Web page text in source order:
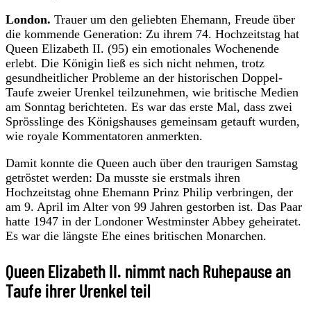
London. Trauer um den geliebten Ehemann, Freude über
die kommende Generation: Zu ihrem 74. Hochzeitstag hat
Queen Elizabeth II. (95) ein emotionales Wochenende
erlebt. Die Königin ließ es sich nicht nehmen, trotz
gesundheitlicher Probleme an der historischen Doppel-
Taufe zweier Urenkel teilzunehmen, wie britische Medien
am Sonntag berichteten. Es war das erste Mal, dass zwei
Sprösslinge des Königshauses gemeinsam getauft wurden,
wie royale Kommentatoren anmerkten.
Damit konnte die Queen auch über den traurigen Samstag
getröstet werden: Da musste sie erstmals ihren
Hochzeitstag ohne Ehemann Prinz Philip verbringen, der
am 9. April im Alter von 99 Jahren gestorben ist. Das Paar
hatte 1947 in der Londoner Westminster Abbey geheiratet.
Es war die längste Ehe eines britischen Monarchen.
Queen Elizabeth II. nimmt nach Ruhepause an
Taufe ihrer Urenkel teil